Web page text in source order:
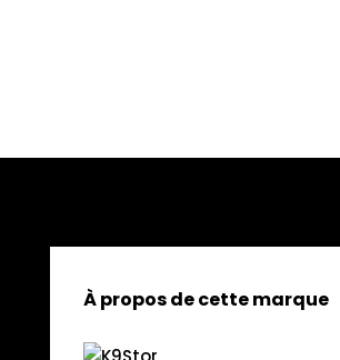
À propos de cette marque